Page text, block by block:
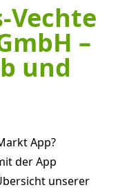
Vechte
–
und
App?
der App
unserer